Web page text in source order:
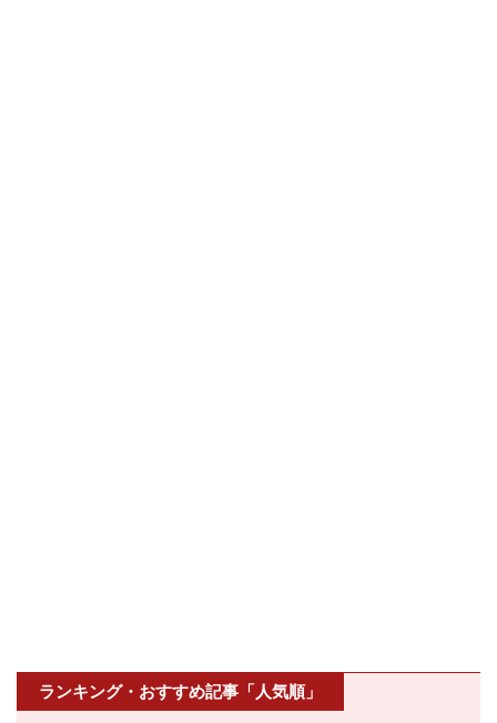
ランキング・おすすめ記事「人気順」